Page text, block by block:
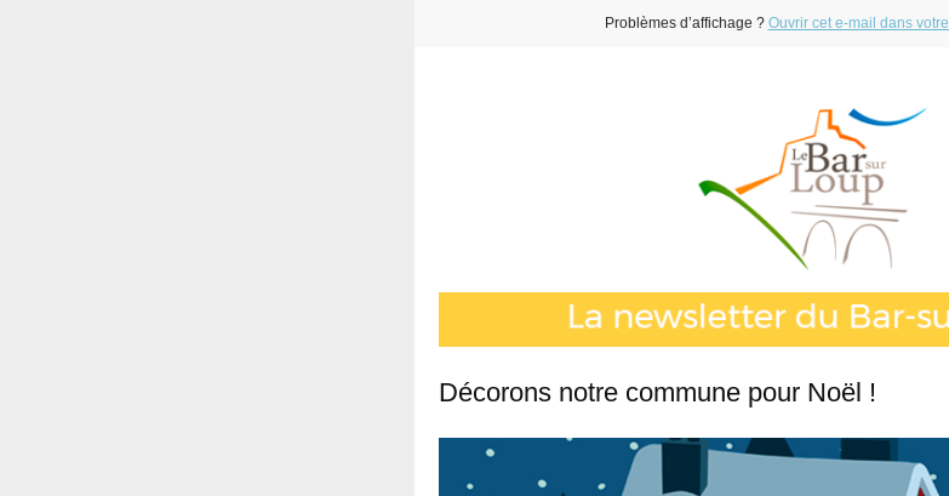
Problèmes d’affichage ? Ouvrir cet e-mail dans
Décorons notre commune pour Noël !